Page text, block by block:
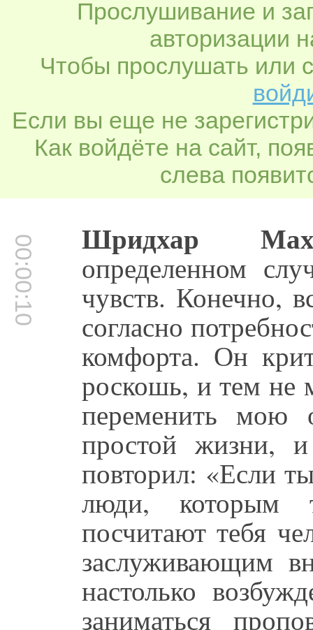
Прослушивание и
авторизации
Чтобы прослушать или
Если вы еще не
Как войдёте на сайт,
слева
00:00:10 Шридхар
определенном
чувств. Конечно,
согласно
комфорта. Он
роскошь, и тем не
переменить
простой жизни,
повторил: «Если
люди, которым
посчитают тебя
заслуживающим
настолько
заниматься